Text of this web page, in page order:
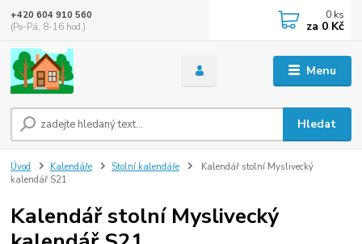
Menu
Hledat
+420 604 910 560
(Po-Pá, 8-16 hod.)
0 ks
za 0 Kč
Úvod Kalendáře Stolní kalendáře
Kalendář stolní Myslivecký
kalendář S21
Kalendář stolní Myslivecký